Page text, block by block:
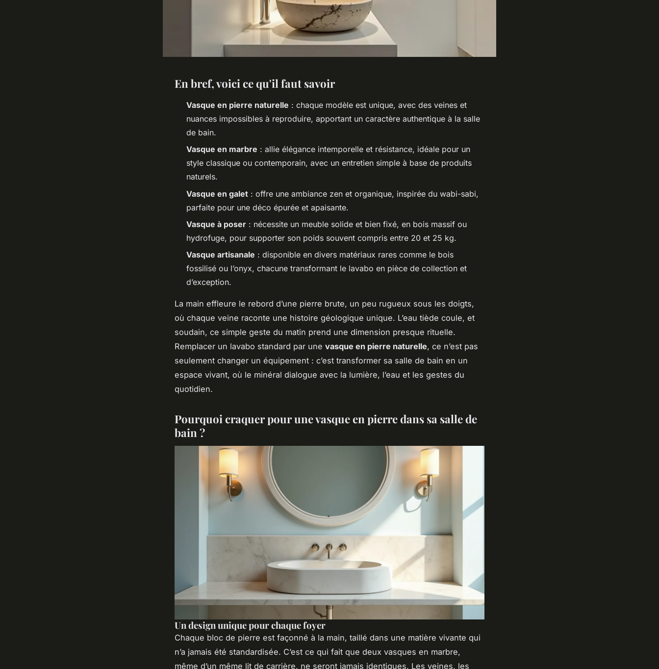
En bref, voici ce qu'il faut savoir
Vasque en pierre naturelle : chaque modèle est unique, avec des veines et
nuances impossibles à reproduire, apportant un caractère authentique à la salle
de bain.
Vasque en marbre : allie élégance intemporelle et résistance, idéale pour un
style classique ou contemporain, avec un entretien simple à base de produits
naturels.
Vasque en galet : offre une ambiance zen et organique, inspirée du wabi-sabi,
parfaite pour une déco épurée et apaisante.
Vasque à poser : nécessite un meuble solide et bien fixé, en bois massif ou
hydrofuge, pour supporter son poids souvent compris entre 20 et 25 kg.
Vasque artisanale : disponible en divers matériaux rares comme le bois
fossilisé ou l’onyx, chacune transformant le lavabo en pièce de collection et
d’exception.
La main effleure le rebord d’une pierre brute, un peu rugueux sous les doigts,
où chaque veine raconte une histoire géologique unique. L’eau tiède coule, et
soudain, ce simple geste du matin prend une dimension presque rituelle.
Remplacer un lavabo standard par une vasque en pierre naturelle, ce n’est pas
seulement changer un équipement : c’est transformer sa salle de bain en un
espace vivant, où le minéral dialogue avec la lumière, l’eau et les gestes du
quotidien.
Pourquoi craquer pour une vasque en pierre dans sa salle de
bain ?
Un design unique pour chaque foyer
Chaque bloc de pierre est façonné à la main, taillé dans une matière vivante qui
n’a jamais été standardisée. C’est ce qui fait que deux vasques en marbre,
même d’un même lit de carrière, ne seront jamais identiques. Les veines, les